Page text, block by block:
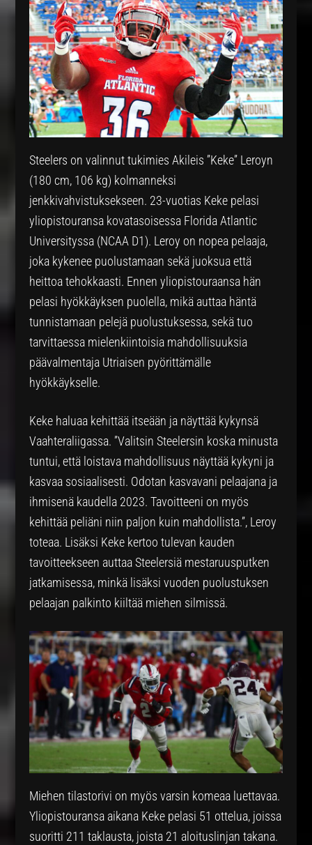
Steelers on valinnut tukimies Akileis ”Keke” Leroyn
(180 cm, 106 kg) kolmanneksi
jenkkivahvistuksekseen. 23-vuotias Keke pelasi
yliopistouransa kovatasoisessa Florida Atlantic
Universityssa (NCAA D1). Leroy on nopea pelaaja,
joka kykenee puolustamaan sekä juoksua että
heittoa tehokkaasti. Ennen yliopistouraansa hän
pelasi hyökkäyksen puolella, mikä auttaa häntä
tunnistamaan pelejä puolustuksessa, sekä tuo
tarvittaessa mielenkiintoisia mahdollisuuksia
päävalmentaja Utriaisen pyörittämälle
hyökkäykselle.
Keke haluaa kehittää itseään ja näyttää kykynsä
Vaahteraliigassa. ”Valitsin Steelersin koska minusta
tuntui, että loistava mahdollisuus näyttää kykyni ja
kasvaa sosiaalisesti. Odotan kasvavani pelaajana ja
ihmisenä kaudella 2023. Tavoitteeni on myös
kehittää peliäni niin paljon kuin mahdollista.”, Leroy
toteaa. Lisäksi Keke kertoo tulevan kauden
tavoitteekseen auttaa Steelersiä mestaruusputken
jatkamisessa, minkä lisäksi vuoden puolustuksen
pelaajan palkinto kiiltää miehen silmissä.
Miehen tilastorivi on myös varsin komeaa luettavaa.
Yliopistouransa aikana Keke pelasi 51 ottelua, joissa
suoritti 211 taklausta, joista 21 aloituslinjan takana.